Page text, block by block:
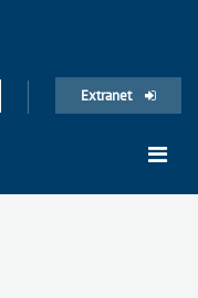
Extranet